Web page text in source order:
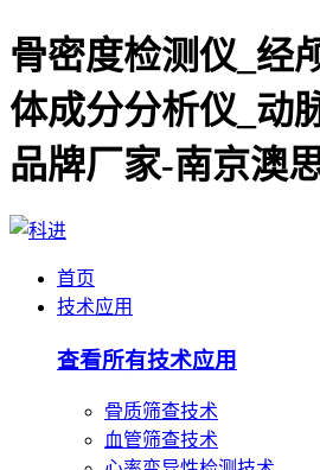
骨密度检测仪_经
体成分分析仪_动
品牌厂家-南京澳
首页
技术应用
查看所有技术应用
骨质筛查技术
血管筛查技术